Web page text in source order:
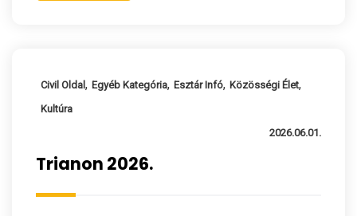
Civil Oldal , Egyéb Kategória, Esztár Infó, Közösségi Élet,
Kultúra
2026.06.01.
Trianon 2026.